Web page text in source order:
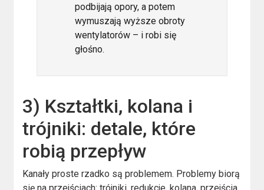
podbijają opory, a potem
wymuszają wyższe obroty
wentylatorów – i robi się
głośno.
3) Kształtki, kolana i
trójniki: detale, które
robią przepływ
Kanały proste rzadko są problemem. Problemy biorą
się na przejściach: trójniki, redukcje, kolana, przejścia